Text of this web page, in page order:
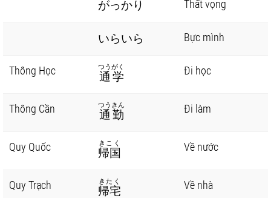
がっかり Thất vọng
いらいら Bực mình
Thông Học 通学
つうがく Đi học
Thông Cần 通勤
つうきん Đi làm
Quy Quốc 帰国
きこく Về nước
Quy Trạch 帰宅
きたく Về nhà